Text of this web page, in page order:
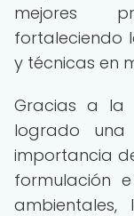
mejores
fortaleciendo
y técnicas en
Gracias a la
logrado
importancia
formulación